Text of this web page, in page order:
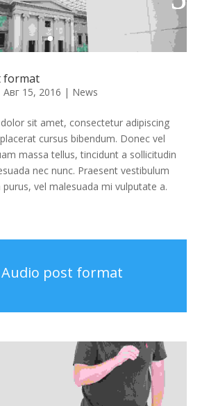
format
Авг 15, 2016 | News
sit amet, consectetur adipiscing
cursus bibendum. Donec vel
massa tellus, tincidunt a sollicitudin
nec nunc. Praesent vestibulum
vel malesuada mi vulputate a.
Audio post format